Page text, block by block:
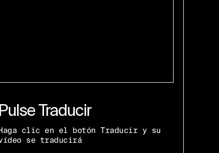
Traducir
clic en el botón Traducir y su
se traducirá